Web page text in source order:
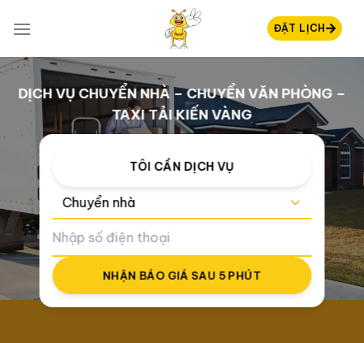
đến
dung
ĐẶT LỊCH
DỊCH VỤ CHUYỂN NHÀ – CHUYỂN VĂN PHÒNG –
TAXI TẢI KIẾN VÀNG
TÔI CẦN DỊCH VỤ
NHẬN BÁO GIÁ SAU 5 PHÚT